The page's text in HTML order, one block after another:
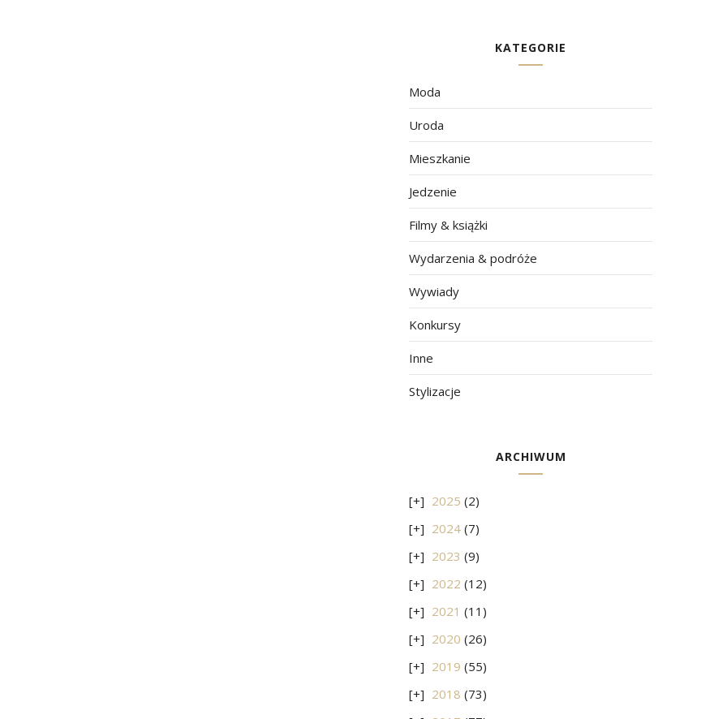
KATEGORIE
Moda
Uroda
Mieszkanie
Jedzenie
Filmy & książki
Wydarzenia & podróże
Wywiady
Konkursy
Inne
Stylizacje
ARCHIWUM
2025 (2)
2024 (7)
2023 (9)
2022 (12)
2021 (11)
2020 (26)
2019 (55)
2018 (73)